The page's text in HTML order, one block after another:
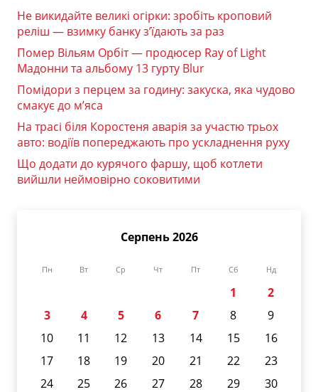
Не викидайте великі огірки: зробіть кроповий
реліш — взимку банку з’їдають за раз
Помер Вільям Орбіт — продюсер Ray of Light
Мадонни та альбому 13 гурту Blur
Помідори з перцем за годину: закуска, яка чудово
смакує до м’яса
На трасі біля Коростеня аварія за участю трьох
авто: водіїв попереджають про ускладнення руху
Що додати до курячого фаршу, щоб котлети
вийшли неймовірно соковитими
Серпень 2026
Пн Вт Ср Чт Пт Сб Нд
1
2
3
4 5 6 7 8
9
10
11 12 13 14 15
16
17
18 19 20 21 22
23
24
25 26 27 28 29
30